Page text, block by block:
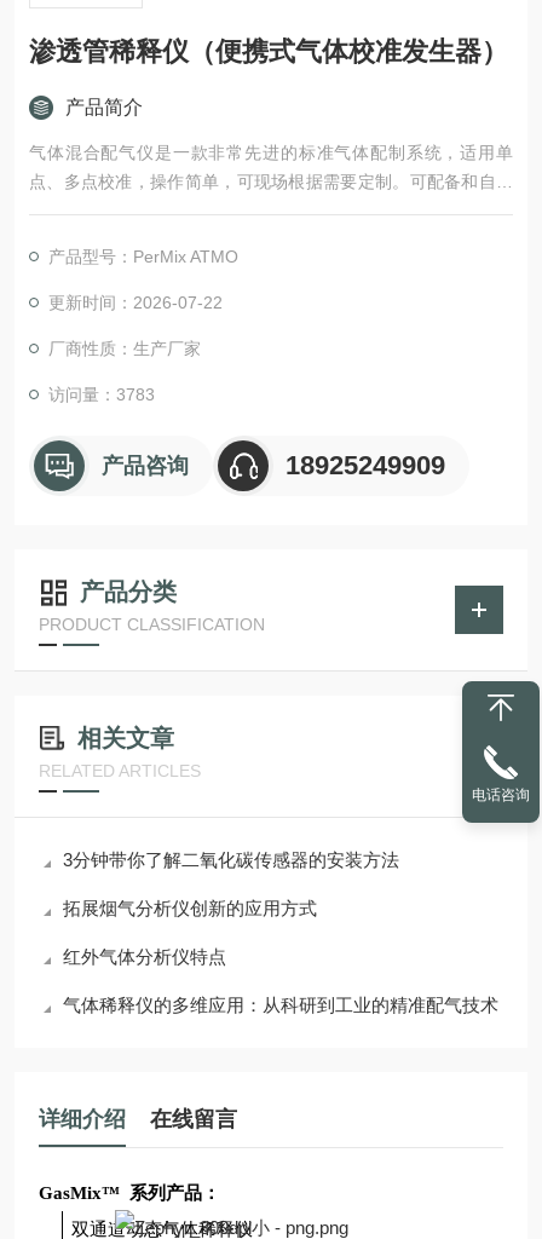
渗透管稀释仪（便携式气体校准发生器）
产品简介
气体混合配气仪是一款非常先进的标准气体配制系统，适用单
点、多点校准，操作简单，可现场根据需要定制。可配备和自动
注入气体，几乎适用所有的分析仪器。基于混合、稀释及注入2-1
配备自动化软件，远程控制，选配远程自动标定系统，可适用于
很多种应用领域，如分析仪校准、校验。
值，稀释比可达1：10000.
产品型号：PerMix ATMO
更新时间：2026-07-22
厂商性质：生产厂家
访问量：3783
产品咨询 18925249909
产品分类
PRODUCT CLASSIFICATION
相关文章
RELATED ARTICLES
3分钟带你了解二氧化碳传感器的安装方法
拓展烟气分析仪创新的应用方式
红外气体分析仪特点
气体稀释仪的多维应用：从科研到工业的精准配气技术
详细介绍 在线留言
GasMix™ 系列产品：
双通道动态气体稀释仪
电话咨询